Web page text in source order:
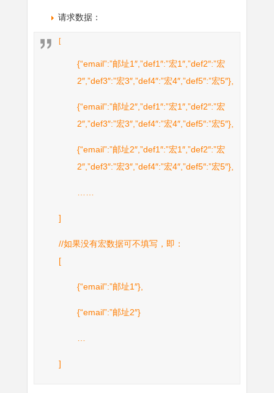
请求数据：
[
{“email”:”邮址1″,”def1″:”宏1″,”def2″:”宏
2″,”def3″:”宏3″,”def4″:”宏4″,”def5″:”宏5″},
{“email”:”邮址2″,”def1″:”宏1″,”def2″:”宏
2″,”def3″:”宏3″,”def4″:”宏4″,”def5″:”宏5″},
{“email”:”邮址2″,”def1″:”宏1″,”def2″:”宏
2″,”def3″:”宏3″,”def4″:”宏4″,”def5″:”宏5″},
]
//如果没有宏数据可不填写，即：
[
{“email”:”邮址1″},
{“email”:”邮址2″}
]